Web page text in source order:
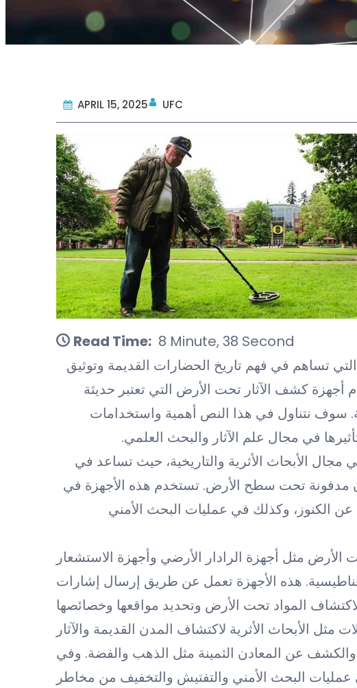
APRIL 15, 2025 UFC
Read Time: 8 Minute, 38 Second
تساهم في فهم تاريخ الحضارات القديمة وتوثيق
كشف الآثار تحت الأرض التي تعتبر حديثة
سوف نتناول في هذا النص أهمية واستخدامات
في مجال علم الآثار والبحث العلمي.
الأبحاث الأثرية والتاريخية، حيث تساعد في
مدفونة تحت سطح الأرض. تستخدم هذه الأجهزة في
عن الكنوز، وكذلك في عمليات البحث الأمني
مثل أجهزة الرادار الأرضي وأجهزة الاستشعار
هذه الأجهزة تعمل عن طريق إرسال إشارات
الأبحاث الأثرية لاكتشاف المدن القديمة والآثار
والكشف عن المعادن الثمينة مثل الذهب والفضة. وفي
البحث الأمني والتفتيش والتخفيف من مخاطر